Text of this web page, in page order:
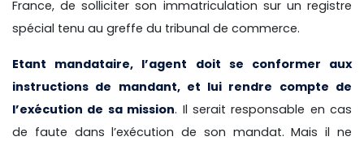
France, de solliciter son immatriculation sur un registre
spécial tenu au greffe du tribunal de commerce.
Etant mandataire, l’agent doit se conformer aux
instructions de mandant, et lui rendre compte de
l’exécution de sa mission. Il serait responsable en cas
de faute dans l’exécution de son mandat. Mais il ne